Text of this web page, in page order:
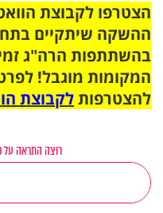
ההשקה שיתקיים
בהשתתפות הרה"ג
המקומות מוגבל!
להצטרפותלקבוצת
רוצה התראה על